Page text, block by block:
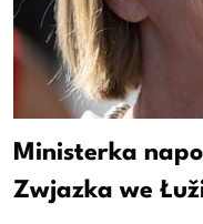
Ministerka
Zwjazka we